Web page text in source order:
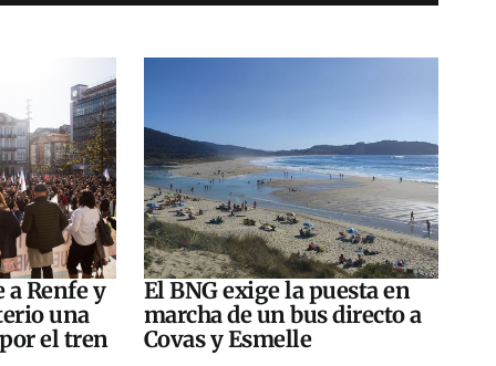
Renfe y
una
el tren
El BNG exige la puesta en
marcha de un bus directo a
Covas y Esmelle